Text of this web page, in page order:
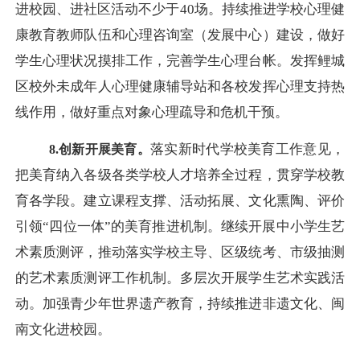
进校园、进社区活动不少于40场。持续推进学校心理健
康教育教师队伍和心理咨询室（发展中心）建设，做好
学生心理状况摸排工作，完善学生心理台帐。发挥鲤城
区校外未成年人心理健康辅导站和各校发挥心理支持热
线作用，做好重点对象心理疏导和危机干预。
8.创新开展美育。落实新时代学校美育工作意见，
把美育纳入各级各类学校人才培养全过程，贯穿学校教
育各学段。建立课程支撑、活动拓展、文化熏陶、评价
引领“四位一体”的美育推进机制。继续开展中小学生艺
术素质测评，推动落实学校主导、区级统考、市级抽测
的艺术素质测评工作机制。多层次开展学生艺术实践活
动。加强青少年世界遗产教育，持续推进非遗文化、闽
南文化进校园。